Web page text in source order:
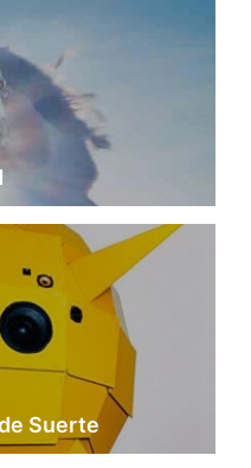
Suerte